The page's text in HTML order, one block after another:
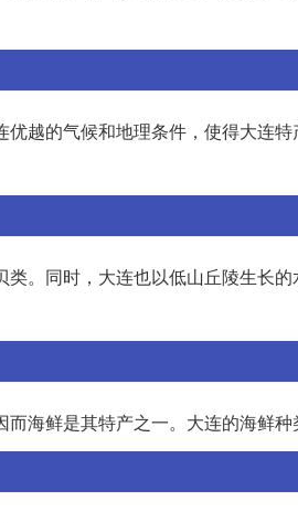
越的气候和地理条件，使得大连
。同时，大连也以低山丘陵生长的
海鲜是其特产之一。大连的海鲜种